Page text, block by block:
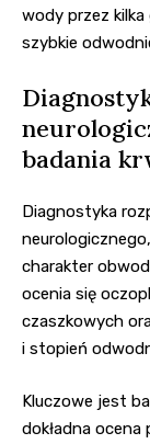
wody przez
szybkie
badania
Diagnostyka
charakter
ocenia się
czaszkowych
i stopień
Kluczowe jest
dokładna ocena